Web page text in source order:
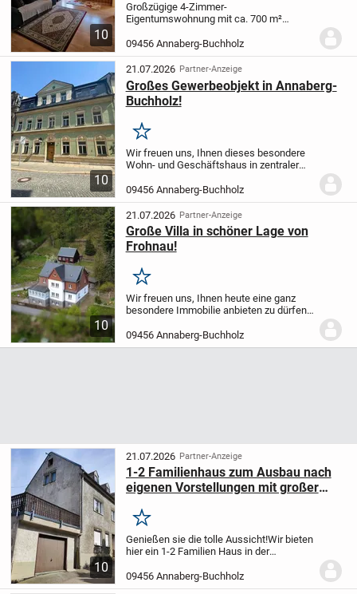
10
Großzügige 4-Zimmer-
Eigentumswohnung mit ca. 700 m²
Stellplätzen - Wohnen mit Hausgefühl in
Annaberg-BuchholzDiese
außergewöhnliche Eigentumswohnung
vereint den...
09456 Annaberg-Buchholz
10
21.07.2026 Partner-Anzeige
Großes Gewerbeobjekt in Annaberg-
Buchholz!
Merken
Wir freuen uns, Ihnen dieses besondere
Wohn- und Geschäftshaus in zentraler
zu dürfen. Das Gebäude wurde um das
Jahr 1720 in massiver Bauweise errichtet
und...
09456 Annaberg-Buchholz
10
21.07.2026 Partner-Anzeige
Große Villa in schöner Lage von
Frohnau!
Merken
Wir freuen uns, Ihnen heute eine ganz
besondere Immobilie anbieten zu dürfen:
exponierter und zugleich ruhiger Lage von
Frohnau.Die Immobilie befindet sich in...
09456 Annaberg-Buchholz
10
21.07.2026 Partner-Anzeige
1-2 Familienhaus zum Ausbau nach
eigenen Vorstellungen mit großer
Merken
Genießen sie die tolle Aussicht!Wir bieten
hier ein 1-2 Familien Haus in der
Verkauf. Das Objekt ist als
Einfamilienhaus nutzbar, es können auch
09456 Annaberg-Buchholz